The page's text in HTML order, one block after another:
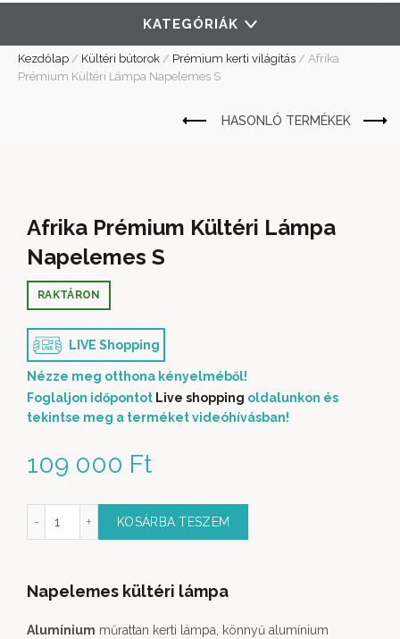
KATEGÓRIÁK
Kezdőlap / Kültéri bútorok / Prémium kerti világítás / Afrika
Prémium Kültéri Lámpa Napelemes S
Afrika Prémium Kültéri Lámpa
Napelemes S
109 000 Ft
RAKTÁRON
LIVE Shopping
Nézze meg otthona kényelméből!
Foglaljon időpontot Live shopping oldalunkon és
tekintse meg a terméket videóhívásban!
Lámpa Napelemes S mennyiség
KOSÁRBA TESZEM
Napelemes kültéri lámpa
Alumínium műrattan kerti lámpa, könnyű alumínium